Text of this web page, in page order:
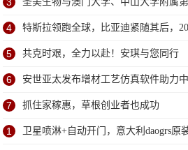
粤澳科技合作项目获批立项
4 特斯拉领跑全球，比亚迪紧随其后，
5 共克时艰，全力以赴！安琪与您同行
6 安世亚太发布增材工艺仿真软件助力
7 抓住家稼惠，草根创业者也成功
1 卫星喷淋+自动开门，意大利daogrs原